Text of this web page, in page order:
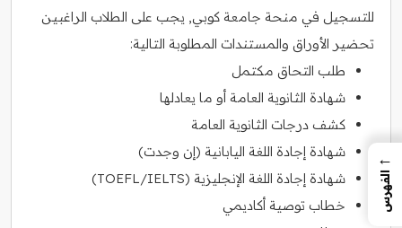
للتسجيل في منحة جامعة كوبي, يجب على الطلاب الراغبين
تحضير الأوراق والمستندات المطلوبة التالية:
طلب التحاق مكتمل
شهادة الثانوية العامة أو ما يعادلها
كشف درجات الثانوية العامة
شهادة إجادة اللغة اليابانية (إن وجدت)
شهادة إجادة اللغة الإنجليزية (TOEFL/IELTS)
خطاب توصية أكاديمي
←
الفهرس